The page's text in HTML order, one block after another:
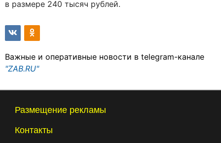
в размере 240 тысяч рублей.
Важные и оперативные новости в telegram-канале
"ZAB.RU"
Размещение рекламы
Контакты